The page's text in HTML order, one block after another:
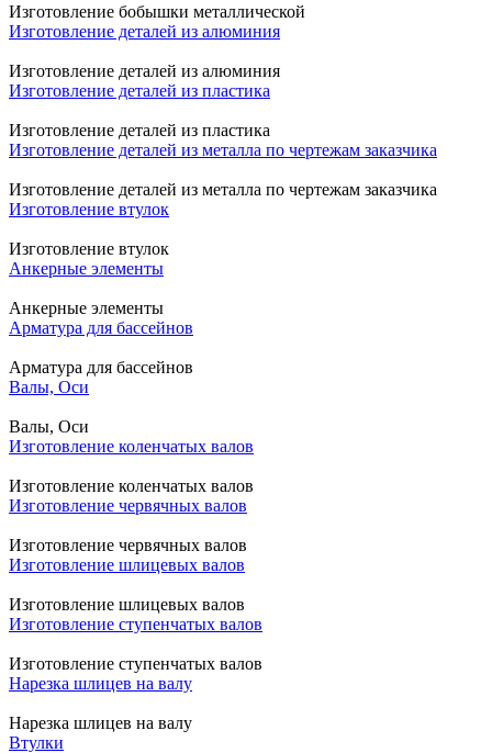
Изготовление бобышки металлической
Изготовление деталей из алюминия
Изготовление деталей из алюминия
Изготовление деталей из пластика
Изготовление деталей из пластика
Изготовление деталей из металла по чертежам заказчика
Изготовление деталей из металла по чертежам заказчика
Изготовление втулок
Изготовление втулок
Анкерные элементы
Анкерные элементы
Арматура для бассейнов
Арматура для бассейнов
Валы, Оси
Валы, Оси
Изготовление коленчатых валов
Изготовление коленчатых валов
Изготовление червячных валов
Изготовление червячных валов
Изготовление шлицевых валов
Изготовление шлицевых валов
Изготовление ступенчатых валов
Изготовление ступенчатых валов
Нарезка шлицев на валу
Нарезка шлицев на валу
Втулки